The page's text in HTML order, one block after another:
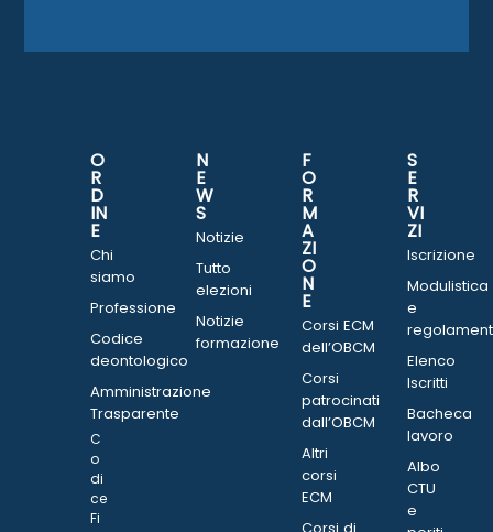
O
R
D
IN
E
Chi
siamo
Professione
Codice
deontologico
Amministrazione
Trasparente
C
o
di
ce
Fi
N
E
W
S
Notizie
Tutto
elezioni
Notizie
formazione
F
O
R
M
A
ZI
O
N
E
Corsi ECM
dell’OBCM
Corsi
patrocinati
dall’OBCM
Altri
corsi
ECM
S
E
R
VI
ZI
Iscrizione
Modulistica
e
Elenco
Iscritti
Bacheca
lavoro
Albo
CTU
e